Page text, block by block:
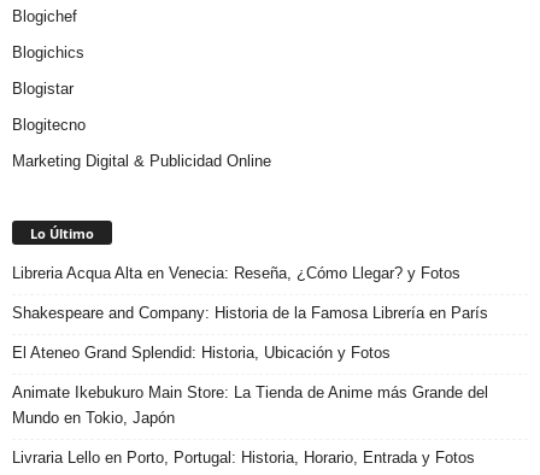
Blogichef
Blogichics
Blogistar
Blogitecno
Marketing Digital & Publicidad Online
Lo Último
Libreria Acqua Alta en Venecia: Reseña, ¿Cómo Llegar? y Fotos
Shakespeare and Company: Historia de la Famosa Librería en París
El Ateneo Grand Splendid: Historia, Ubicación y Fotos
Animate Ikebukuro Main Store: La Tienda de Anime más Grande del
Mundo en Tokio, Japón
Livraria Lello en Porto, Portugal: Historia, Horario, Entrada y Fotos